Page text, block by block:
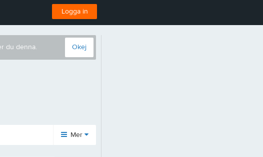
Logga in
du denna. Okej
Mer